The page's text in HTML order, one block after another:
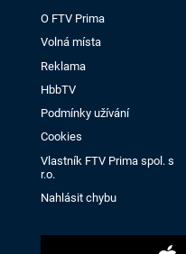
O FTV Prima
Volná místa
Reklama
HbbTV
Podmínky užívání
Cookies
Vlastník FTV Prima spol. s
r.o.
Nahlásit chybu